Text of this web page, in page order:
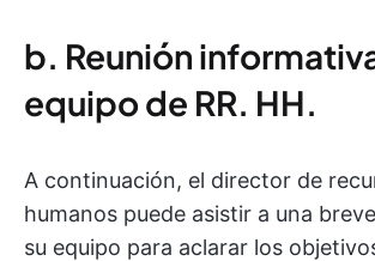
b. Reunión
equipo de RR. HH.
A continuación, el director de
humanos puede asistir a una
su equipo para aclarar los